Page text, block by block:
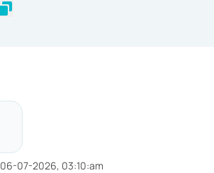
06-07-2026, 03:10:am